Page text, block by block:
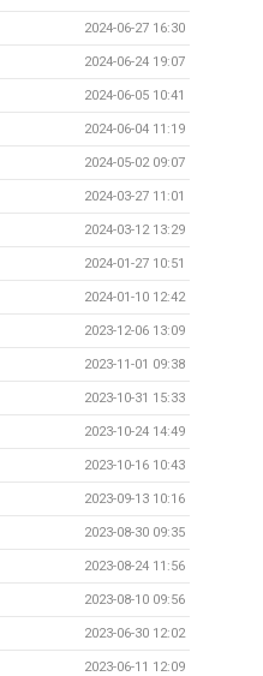
2024-06-27 16:30
2024-06-24 19:07
2024-06-05 10:41
2024-06-04 11:19
2024-05-02 09:07
2024-03-27 11:01
2024-03-12 13:29
2024-01-27 10:51
2024-01-10 12:42
2023-12-06 13:09
2023-11-01 09:38
2023-10-31 15:33
2023-10-24 14:49
2023-10-16 10:43
2023-09-13 10:16
2023-08-30 09:35
2023-08-24 11:56
2023-08-10 09:56
2023-06-30 12:02
2023-06-11 12:09